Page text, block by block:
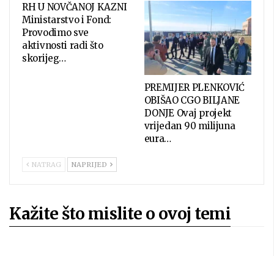
RH U NOVČANOJ KAZNI
Ministarstvo i Fond:
Provodimo sve
aktivnosti radi što
skorijeg…
PREMIJER PLENKOVIĆ
OBIŠAO CGO BILJANE
DONJE Ovaj projekt
vrijedan 90 milijuna
eura…
NATRAG NAPRIJED
Kažite što mislite o ovoj temi